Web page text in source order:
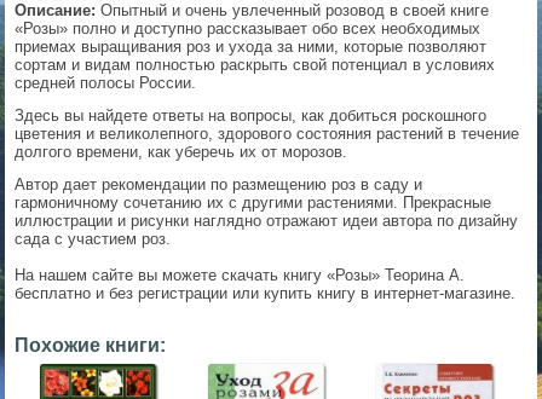
Описание: Опытный и очень увлеченный розовод в своей книге
«Розы» полно и доступно рассказывает обо всех необходимых
приемах выращивания роз и ухода за ними, которые позволяют
сортам и видам полностью раскрыть свой потенциал в условиях
средней полосы России.
Здесь вы найдете ответы на вопросы, как добиться роскошного
цветения и великолепного, здорового состояния растений в течение
долгого времени, как уберечь их от морозов.
Автор дает рекомендации по размещению роз в саду и
гармоничному сочетанию их с другими растениями. Прекрасные
иллюстрации и рисунки наглядно отражают идеи автора по дизайну
сада с участием роз.
На нашем сайте вы можете скачать книгу «Розы» Теорина А.
бесплатно и без регистрации или купить книгу в интернет-магазине.
Похожие книги:
▼